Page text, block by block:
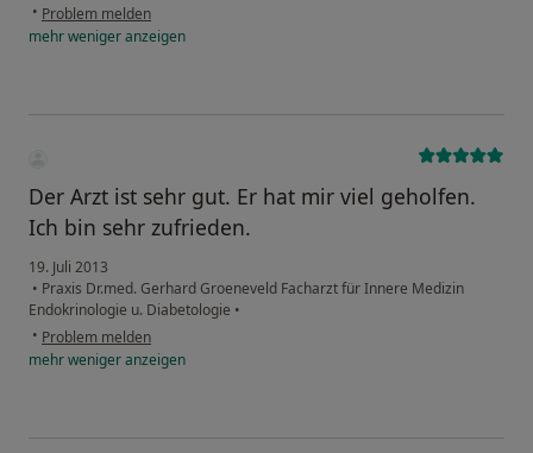
• Problem melden
mehrwenigeranzeigen
Der Arzt ist sehr gut. Er hat mir viel geholfen.
Ich bin sehr zufrieden.
19. Juli 2013
• Praxis Dr.med. Gerhard Groeneveld Facharzt für Innere Medizin
Endokrinologie u. Diabetologie •
• Problem melden
mehrwenigeranzeigen